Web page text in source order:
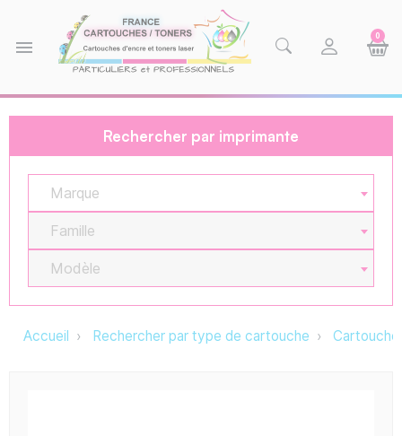
menu
0
Rechercher par imprimante
Marque
Famille
Modèle
Accueil Rechercher par type de cartouche